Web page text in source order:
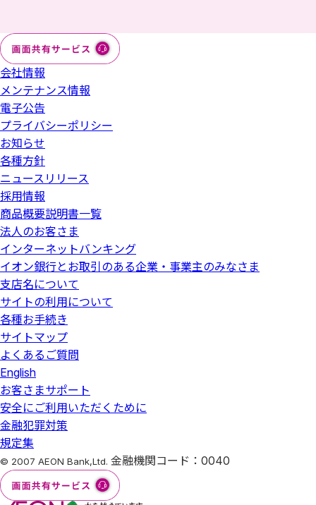
会社情報
メンテナンス情報
電子公告
プライバシーポリシー
お知らせ
各種方針
ニュースリリース
採用情報
商品概要説明書一覧
法人のお客さま
インターネットバンキング
イオン銀行とお取引のある企業・事業主のみなさま
支店名について
サイトの利用について
各種お手続き
サイトマップ
よくあるご質問
English
お客さまサポート
安全にご利用いただくために
金融犯罪対策
規定集
© 2007 AEON Bank,Ltd. 金融機関コード：0040